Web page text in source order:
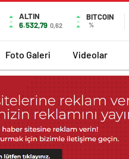
ALTIN
6.532,79 0,62
BITCOIN
%
Foto Galeri Videolar